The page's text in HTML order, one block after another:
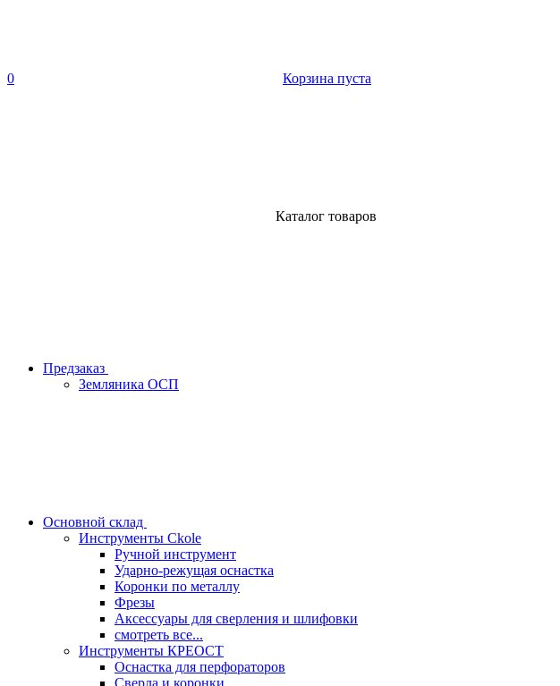
0 Корзина пуста
Каталог товаров
Предзаказ
Земляника ОСП
Основной склад
Инструменты Ckole
Ручной инструмент
Ударно‑режущая оснастка
Коронки по металлу
Фрезы
Аксессуары для сверления и шлифовки
смотреть все...
Инструменты КРЕОСТ
Оснастка для перфораторов
Сверла и коронки